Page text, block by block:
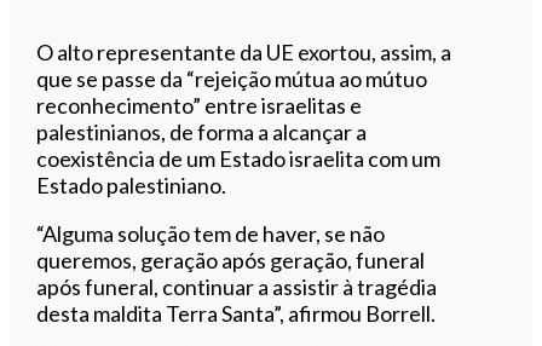
O alto representante da UE exortou, assim, a
que se passe da “rejeição mútua ao mútuo
reconhecimento” entre israelitas e
palestinianos, de forma a alcançar a
coexistência de um Estado israelita com um
Estado palestiniano.
“Alguma solução tem de haver, se não
queremos, geração após geração, funeral
após funeral, continuar a assistir à tragédia
desta maldita Terra Santa”, afirmou Borrell.